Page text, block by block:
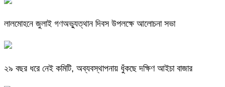
লালমোহনে জুলাই গণঅভ্যুত্থান দিবস উপলক্ষে আলোচনা সভা
২৯ বছর ধরে নেই কমিটি, অব্যবস্থাপনায় ধুঁকছে দক্ষিণ আইচা বাজার